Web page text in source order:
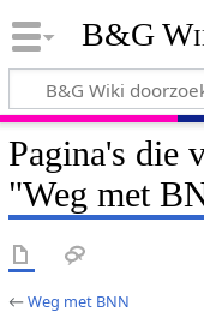
B&G
Pagina's die
"Weg met
←Weg met BNN